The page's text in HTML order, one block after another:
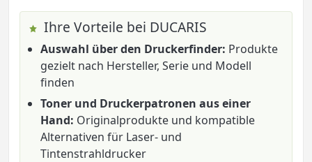
Ihre Vorteile bei DUCARIS
Auswahl über den Druckerfinder: Produkte
gezielt nach Hersteller, Serie und Modell
finden
Toner und Druckerpatronen aus einer
Hand: Originalprodukte und kompatible
Alternativen für Laser- und
Tintenstrahldrucker